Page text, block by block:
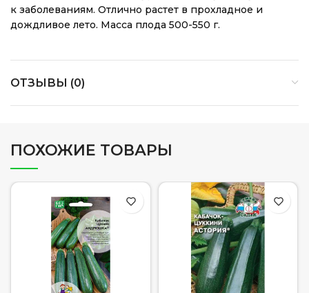
к заболеваниям. Отлично растет в прохладное и
дождливое лето. Масса плода 500-550 г.
ОТЗЫВЫ (0)
ПОХОЖИЕ ТОВАРЫ